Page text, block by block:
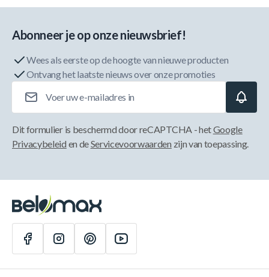
Abonneer je op onze nieuwsbrief!
Wees als eerste op de hoogte van nieuwe producten
Ontvang het laatste nieuws over onze promoties
Dit formulier is beschermd door reCAPTCHA - hetGoogle
Privacybeleid en deServicevoorwaarden zijn van toepassing.